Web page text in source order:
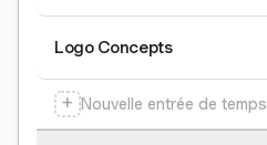
Logo Concepts
+ Nouvelle entrée de temps